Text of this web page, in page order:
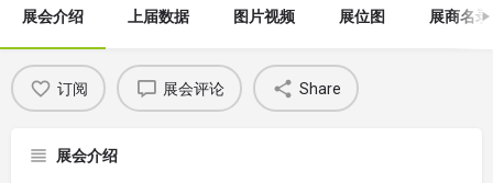
展会介绍 上届数据 图片视频 展位图 展商名录
订阅 展会评论 Share
展会介绍